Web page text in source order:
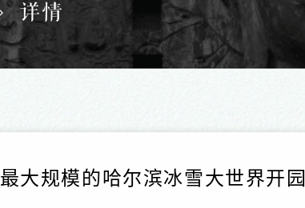
详情
最大规模的哈尔滨冰雪大世界开园